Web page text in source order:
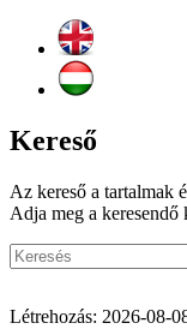
Kereső
Az kereső a tartalmak
Adja meg a keresendő
Létrehozás: 2026-08-